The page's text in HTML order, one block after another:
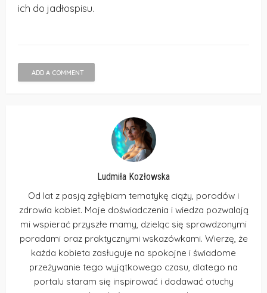
ich do jadłospisu.
ADD A COMMENT
Ludmiła Kozłowska
Od lat z pasją zgłębiam tematykę ciąży, porodów i
zdrowia kobiet. Moje doświadczenia i wiedza pozwalają
mi wspierać przyszłe mamy, dzieląc się sprawdzonymi
poradami oraz praktycznymi wskazówkami. Wierzę, że
każda kobieta zasługuje na spokojne i świadome
przeżywanie tego wyjątkowego czasu, dlatego na
portalu staram się inspirować i dodawać otuchy